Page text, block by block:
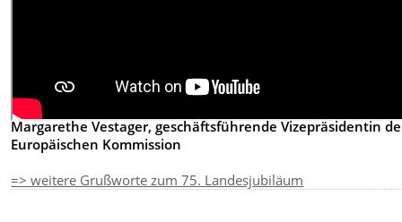
Margarethe Vestager, geschäftsführende Vizepräsidentin
Europäischen Kommission
=> weitere Grußworte zum 75. Landesjubiläum